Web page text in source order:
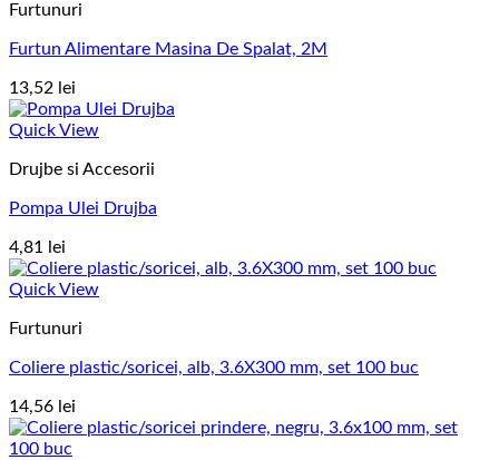
Furtunuri
Furtun Alimentare Masina De Spalat, 2M
13,52 lei
Quick View
Drujbe si Accesorii
Pompa Ulei Drujba
4,81 lei
Quick View
Furtunuri
Coliere plastic/soricei, alb, 3.6X300 mm, set 100 buc
14,56 lei